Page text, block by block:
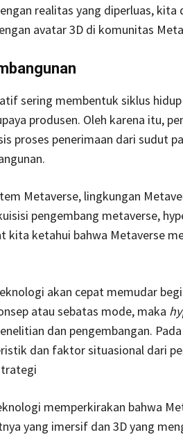
realitas yang diperluas, kita
avatar 3D di komunitas
sering membentuk siklus
produsen. Oleh karena itu,
proses penerimaan dari sudut
Metaverse, lingkungan
pengembang metaverse,
kita ketahui bahwa Metaverse
akan cepat memudar
atau sebatas mode, maka
dan pengembangan.
dan faktor situasional dari
memperkirakan bahwa
yang imersif dan 3D yang